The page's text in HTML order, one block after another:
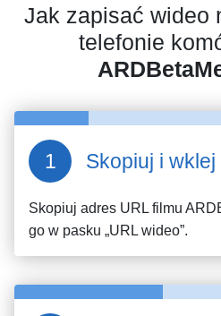
Jak zapisać wideo
telefonie
Skopiuj i
Skopiuj adres URL filmu
go w pasku „URL wideo”.